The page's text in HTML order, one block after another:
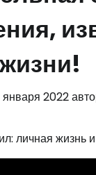
января 2022